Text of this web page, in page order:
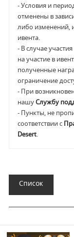
- Условия и
отменены в
либо изменений,
ивента.
- В случае
на участие в
полученные
ограничение
- При
нашуСлужбу
- Пункты, не
соответствии с
Desert.
Список